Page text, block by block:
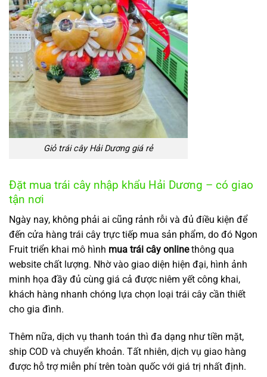
Giỏ trái cây Hải Dương giá rẻ
Đặt mua trái cây nhập khẩu Hải Dương – có giao
tận nơi
Ngày nay, không phải ai cũng rảnh rỗi và đủ điều kiện để
đến cửa hàng trái cây trực tiếp mua sản phẩm, do đó Ngon
Fruit triển khai mô hình mua trái cây onlinethông qua
website chất lượng. Nhờ vào giao diện hiện đại, hình ảnh
minh họa đầy đủ cùng giá cả được niêm yết công khai,
khách hàng nhanh chóng lựa chọn loại trái cây cần thiết
cho gia đình.
Thêm nữa, dịch vụ thanh toán thì đa dạng như tiền mặt,
ship COD và chuyển khoản. Tất nhiên, dịch vụ giao hàng
được hỗ trợ miễn phí trên toàn quốc với giá trị nhất định.